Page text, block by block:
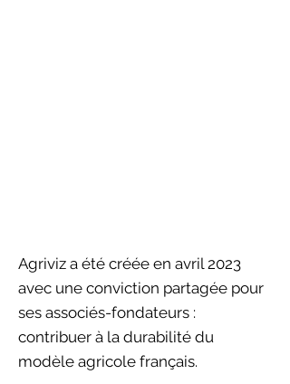
Agriviz a été créée en avril 2023
avec une conviction partagée pour
ses associés-fondateurs :
contribuer à la durabilité du
modèle agricole français.